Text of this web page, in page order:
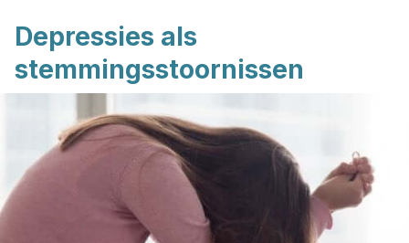
Depressies als
stemmingsstoornissen